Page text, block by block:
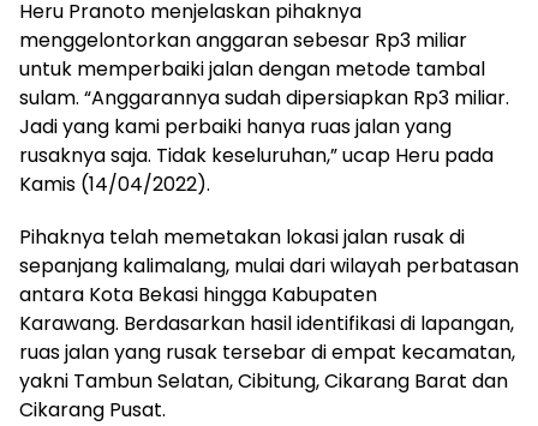
Heru Pranoto menjelaskan pihaknya
menggelontorkan anggaran sebesar Rp3 miliar
untuk memperbaiki jalan dengan metode tambal
sulam. “Anggarannya sudah dipersiapkan Rp3 miliar.
Jadi yang kami perbaiki hanya ruas jalan yang
rusaknya saja. Tidak keseluruhan,” ucap Heru pada
Kamis (14/04/2022).
Pihaknya telah memetakan lokasi jalan rusak di
sepanjang kalimalang, mulai dari wilayah perbatasan
antara Kota Bekasi hingga Kabupaten
Karawang. Berdasarkan hasil identifikasi di lapangan,
ruas jalan yang rusak tersebar di empat kecamatan,
yakni Tambun Selatan, Cibitung, Cikarang Barat dan
Cikarang Pusat.